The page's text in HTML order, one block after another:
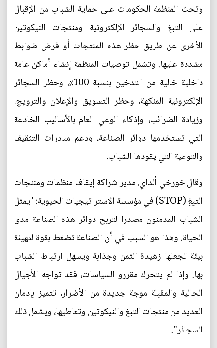
وتحث المنظمة الحكومات على حماية الشباب من الإقبال
على التبغ والسجائر الإلكترونية ومنتجات النيكوتين
الأخرى عن طريق حظر هذه المنتجات أو فرض ضوابط
مشددة عليها. وتشمل توصيات المنظمة إنشاء أماكن عامة
داخلية خالية من التدخين بنسبة 100٪، وحظر السجائر
الإلكترونية المنكهة، وحظر التسويق والإعلان والترويج،
وزيادة الضرائب، وإذكاء الوعي العام بالأساليب الخادعة
التي تستخدمها دوائر الصناعة، ودعم مبادرات التثقيف
والتوعية التي يقودها الشباب.
وقال خورخي ألداي، مدير شراكة إيقاف منظمات ومنتجات
التبغ (STOP) في مؤسسة الاستراتيجيات الحيوية: "يمثل
الشباب المدمنون مصدرا لتربح دوائر هذه الصناعة مدى
الحياة. وهذا هو السبب في أن الصناعة تضغط بقوة لتهيئة
بيئة تجعلها زهيدة الثمن وجذابة ويسهل ارتباط الشباب
بها. وإذا لم يتحرك مقررو السياسات، فقد تواجه الأجيال
الحالية والمقبلة موجة جديدة من الأضرار، تتميز بإدمان
العديد من منتجات التبغ والنيكوتين وتعاطيها، ويشمل ذلك
السجائر".